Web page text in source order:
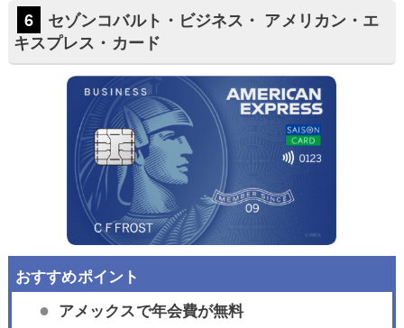
セゾンコバルト・ビジネス・ アメリカン・エ
キスプレス・カード
アメックスで年会費が無料